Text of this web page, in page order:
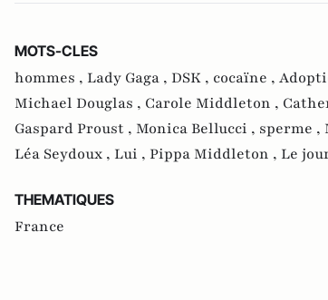
MOTS-CLES
hommes , Lady Gaga , DSK , cocaïne ,
Michael Douglas , Carole Middleton ,
Gaspard Proust , Monica Bellucci , sperme ,
Léa Seydoux , Lui , Pippa Middleton , Le
THEMATIQUES
France